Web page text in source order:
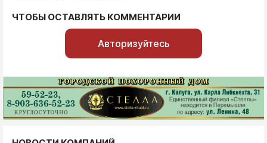
ЧТОБЫ ОСТАВЛЯТЬ КОММЕНТАРИИ
Авторизуйтесь